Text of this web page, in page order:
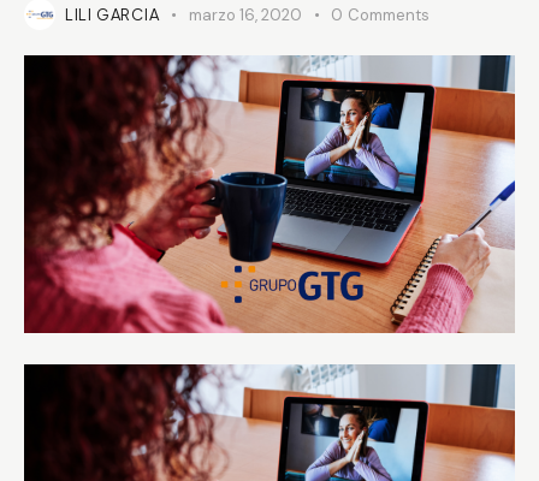
LILI GARCIA marzo 16, 2020 0 Comments